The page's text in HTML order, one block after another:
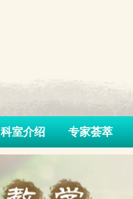
科室介绍 专家荟萃